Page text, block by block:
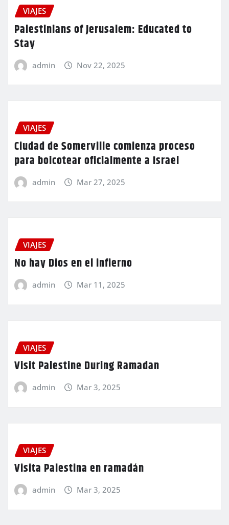
VIAJES
Palestinians of Jerusalem: Educated to
Stay
admin Nov 22, 2025
VIAJES
Ciudad de Somerville comienza proceso
para boicotear oficialmente a Israel
admin Mar 27, 2025
VIAJES
No hay Dios en el infierno
admin Mar 11, 2025
VIAJES
Visit Palestine During Ramadan
admin Mar 3, 2025
VIAJES
Visita Palestina en ramadán
admin Mar 3, 2025